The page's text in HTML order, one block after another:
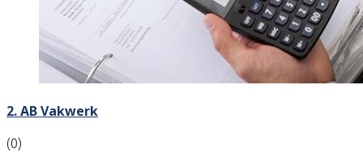
2. AB Vakwerk
(0)